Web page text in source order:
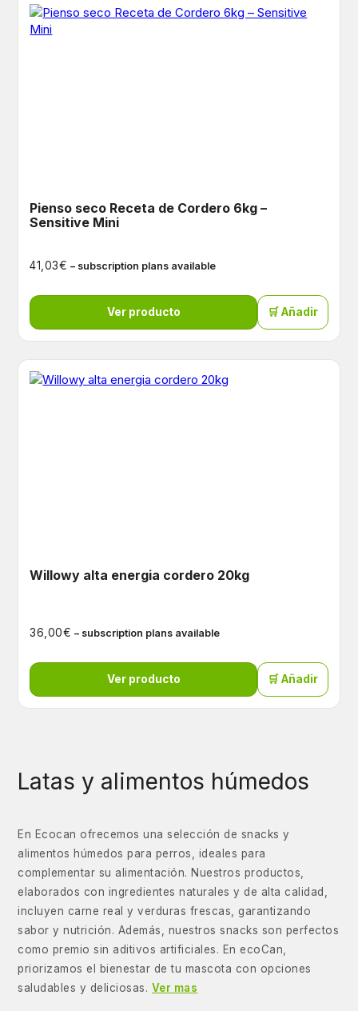
Pienso seco Receta de Cordero 6kg –
Sensitive Mini
41,03€ – subscription plans available
Ver producto 🛒 Añadir
Willowy alta energia cordero 20kg
36,00€ – subscription plans available
Ver producto 🛒 Añadir
Latas y alimentos húmedos
En Ecocan ofrecemos una selección de snacks y
alimentos húmedos para perros, ideales para
complementar su alimentación. Nuestros productos,
elaborados con ingredientes naturales y de alta calidad,
incluyen carne real y verduras frescas, garantizando
sabor y nutrición. Además, nuestros snacks son perfectos
como premio sin aditivos artificiales. En ecoCan,
priorizamos el bienestar de tu mascota con opciones
saludables y deliciosas. Ver mas